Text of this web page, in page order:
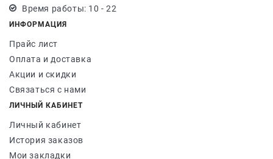
Время работы: 10 - 22
ИНФОРМАЦИЯ
Прайс лист
Оплата и доставка
Акции и скидки
Связаться с нами
ЛИЧНЫЙ КАБИНЕТ
Личный кабинет
История заказов
Мои закладки